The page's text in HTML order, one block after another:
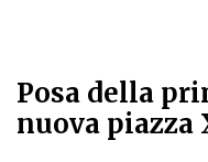
Posa della
nuova